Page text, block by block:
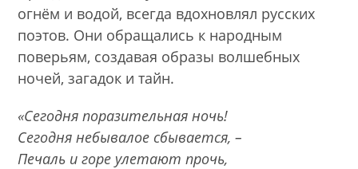
огнём и водой, всегда вдохновлял русских
поэтов. Они обращались к народным
поверьям, создавая образы волшебных
ночей, загадок и тайн.
«Сегодня поразительная ночь!
Сегодня небывалое сбывается, –
Печаль и горе улетают прочь,